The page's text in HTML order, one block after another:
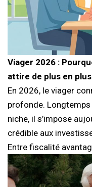
Viager 2026 :
attire de plus en
En 2026, le viager
profonde.
niche, il s’impose
crédible aux
Entre fiscalité